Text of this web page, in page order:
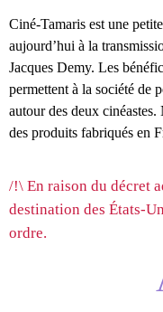
LES
ROCHEFORT
Delphine, viens voir, ils
sélection de goodies
Ciné-Tamaris est une
aujourd’hui à la
Jacques Demy. Les
permettent à la société de
autour des deux
des produits fabriqués en
/!\ En raison du décret
destination des États-
ordre.